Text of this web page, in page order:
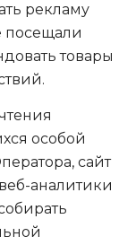
рекламу
посещали
товары
особой
сайт
аналитики